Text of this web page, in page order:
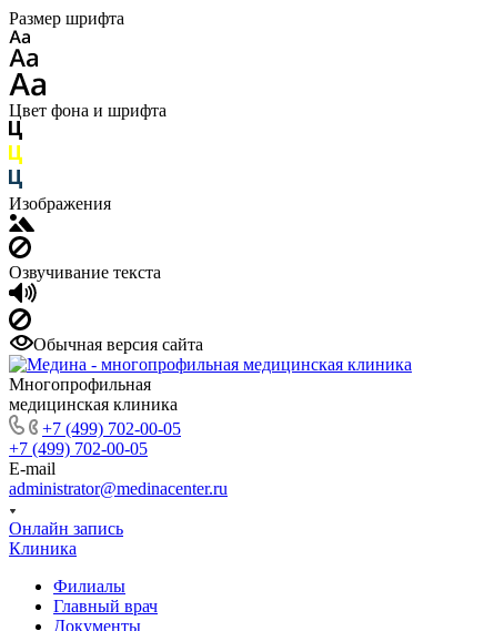
Размер шрифта
Цвет фона и шрифта
Изображения
Озвучивание текста
Обычная версия сайта
Многопрофильная
медицинская клиника
+7 (499) 702-00-05
+7 (499) 702-00-05
E-mail
administrator@medinacenter.ru
Онлайн запись
Клиника
Филиалы
Главный врач
Документы